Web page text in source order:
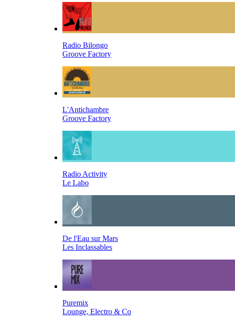
Radio Bilongo
Groove Factory
L'Antichambre
Groove Factory
Radio Activity
Le Labo
De l'Eau sur Mars
Les Inclassables
Puremix
Lounge, Electro & Co